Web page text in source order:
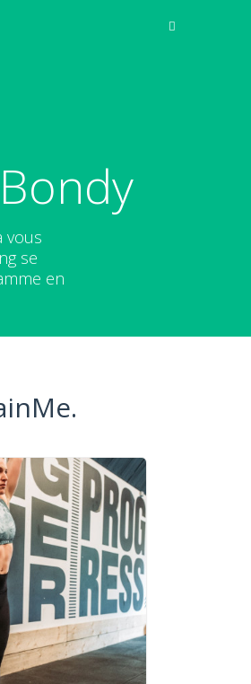
vous
se
en